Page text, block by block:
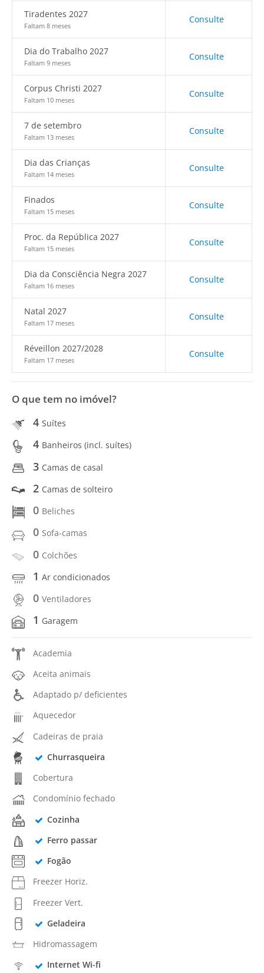
Tiradentes 2027
Faltam 8 meses
Consulte
Dia do Trabalho 2027
Faltam 9 meses
Consulte
Corpus Christi 2027
Faltam 10 meses
Consulte
7 de setembro
Faltam 13 meses
Consulte
Dia das Crianças
Faltam 14 meses
Consulte
Finados
Faltam 15 meses
Consulte
Proc. da República 2027
Faltam 15 meses
Consulte
Dia da Consciência Negra 2027
Faltam 16 meses
Consulte
Natal 2027
Faltam 17 meses
Consulte
Réveillon 2027/2028
Faltam 17 meses
Consulte
O que tem no imóvel?
4 Suítes
4 Banheiros (incl. suítes)
3 Camas de casal
2 Camas de solteiro
0 Beliches
0 Sofa-camas
0 Colchões
1 Ar condicionados
0 Ventiladores
1 Garagem
Academia
Aceita animais
Adaptado p/ deficientes
Aquecedor
Cadeiras de praia
Churrasqueira
Cobertura
Condomínio fechado
Cozinha
Ferro passar
Fogão
Freezer Horiz.
Freezer Vert.
Geladeira
Hidromassagem
Internet Wi-fi